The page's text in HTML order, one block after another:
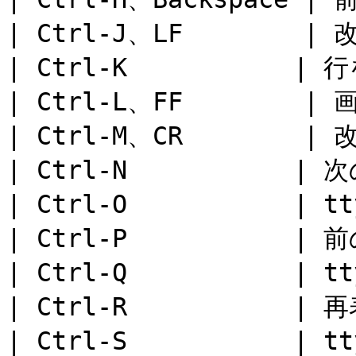
| Ctrl-J、LF
| Ctrl-K           | 行
| Ctrl-L、FF        |
| Ctrl-M、CR
| Ctrl-N           |
| Ctrl-O           | ttyの
| Ctrl-P           |
| Ctrl-Q           | tty
| Ctrl-R           | 再
| Ctrl-S           | tty